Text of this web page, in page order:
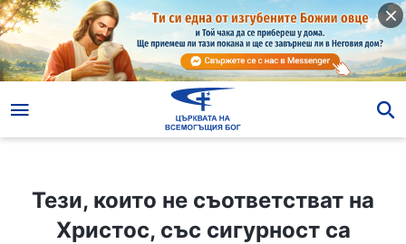
Тези, които не съответстват на
Христос, със сигурност са